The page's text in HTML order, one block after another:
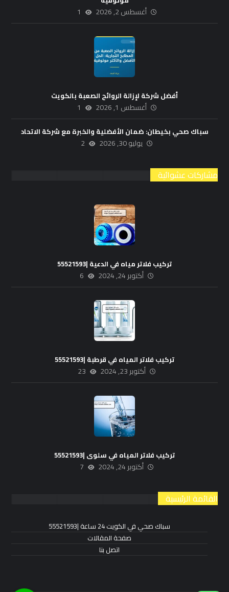
أغسطس 2, 2026 1
أفضل شركة لإزالة الروائح الصعبة بالكويت
أغسطس 1, 2026 1
سباك صحي بخيطان: ضمان الأفضلية والخبرة مع شركة الاتحاد
يوليو 30, 2026 2
مشاركات عشوائية
تركيب فلاتر مياه في الدعية |55521593
أكتوبر 24, 2024 6
تركيب فلاتر المياه في قرطبة |55521593
أكتوبر 23, 2024 23
تركيب فلاتر المياه في سلوى |55521593
أكتوبر 24, 2024 7
القائمة الرئيسية
سباك صحي في الكويت 24 ساعة |55521593
صفحة المقالات
اتصل بنا